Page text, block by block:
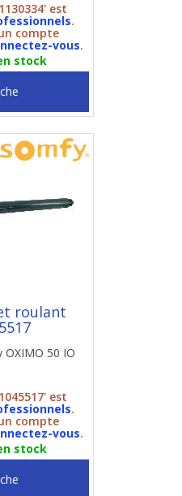
est
.
compte
vous.
stock
roulant
50 IO
est
.
compte
vous.
stock